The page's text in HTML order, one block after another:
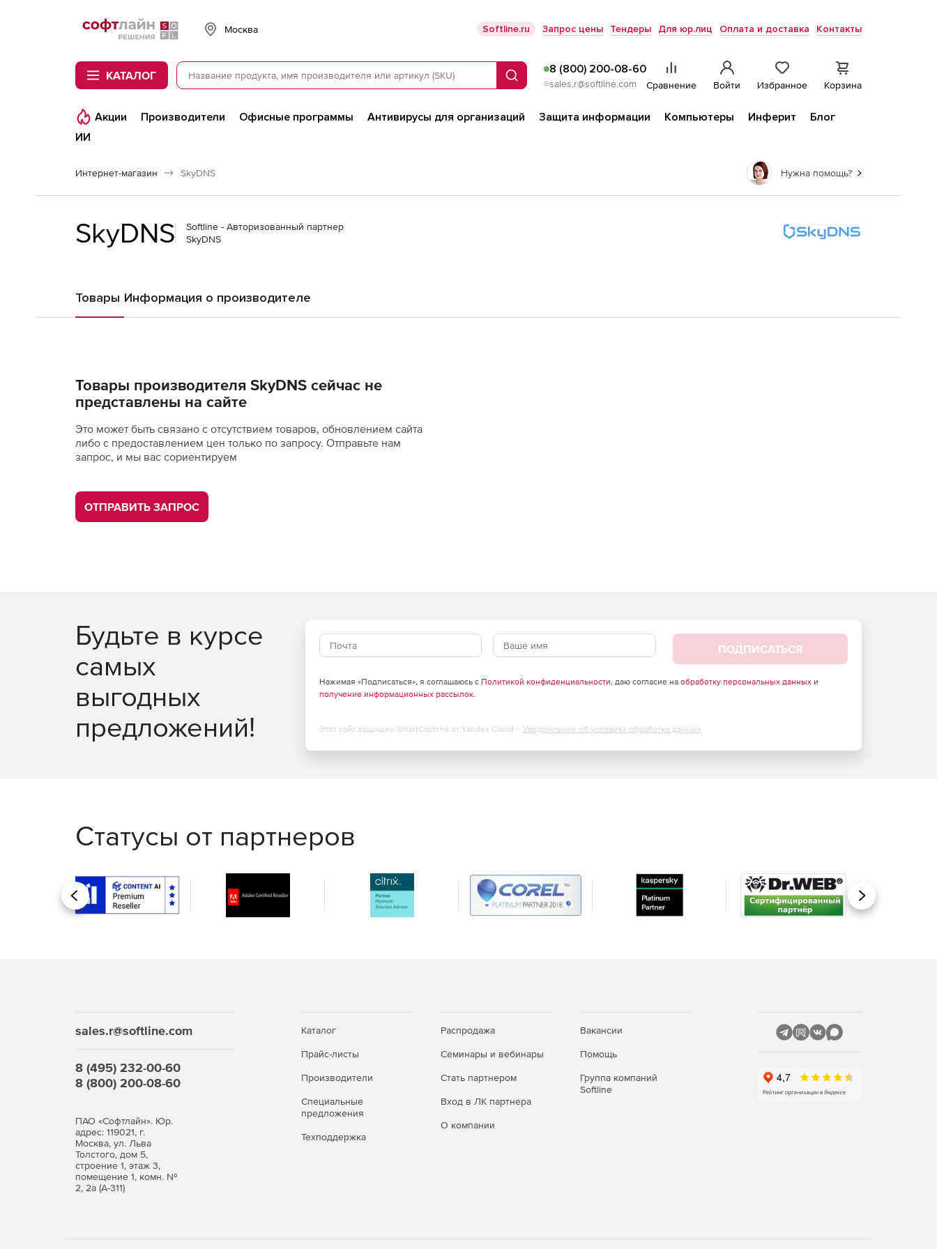
Softline
Москва Softline.ru Запрос цены Тендеры Для юр.лиц Оплата и доставка Контакты
КАТАЛОГ Поиск
8 (800) 200-08-60
sales.r@softline.com Сравнение Войти Избранное Корзина
Акции Производители Офисные программы Антивирусы для организаций Защита информации Компьютеры Инферит
Блог
ИИ
Интернет-магазин SkyDNS Нужна помощь?
SkyDNS
Softline - Авторизованный партнер
SkyDNS
Товары Информация о производителе
Товары производителя SkyDNS сейчас не
представлены на сайте
Это может быть связано с отсутствием товаров, обновлением сайта
либо с предоставлением цен только по запросу. Отправьте нам
запрос, и мы вас сориентируем
ОТПРАВИТЬ ЗАПРОС
Будьте в курсе
самых
выгодных
предложений!
ПОДПИСАТЬСЯ
Нажимая «Подписаться», я соглашаюсь с Политикой конфиденциальности, даю согласие на обработку персональных данныхи
получение информационных рассылок.
Этот сайт защищен SmartCaptcha от Yandex Cloud - Уведомление об условиях обработки данных
Статусы от партнеров
Назад Вперед
sales.r@softline.com
8 (495) 232-00-60
8 (800) 200-08-60
ПАО «Софтлайн». Юр.
адрес: 119021, г.
Москва, ул. Льва
Толстого, дом 5,
строение 1, этаж 3,
помещение 1, комн. №
2, 2а (А-311)
Каталог
Прайс-листы
Производители
Специальные
предложения
Техподдержка
Распродажа
Семинары и вебинары
Стать партнером
Вход в ЛК партнера
О компании
Вакансии
Помощь
Группа компаний
Softline